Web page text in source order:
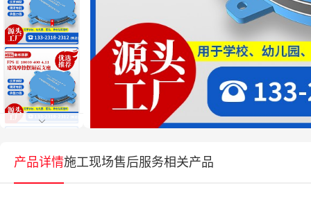
产品详情施工现场售后服务相关产品